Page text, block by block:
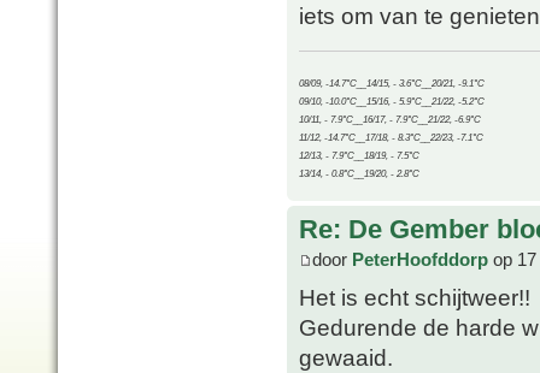
iets om van te
08/09, -14.7°C__14/15, - 3.6°C__20/21, -9.1°C
09/10, -10.0°C__15/16, - 5.9°C__21/22, -5.2°C
10/11, - 7.9°C__16/17, - 7.9°C__21/22, -6.9°C
11/12, -14.7°C__17/18, - 8.3°C__22/23, -7.1°C
12/13, - 7.9°C__18/19, - 7.5°C
13/14, - 0.8°C__19/20, - 2.8°C
Re: De Gember
door PeterHoofddorp op
Het is echt schijtweer!!
Gedurende de harde
gewaaid.